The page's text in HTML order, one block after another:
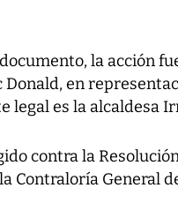
la acción
Donald, en
legal es la alcaldesa
contra la
Contraloría General